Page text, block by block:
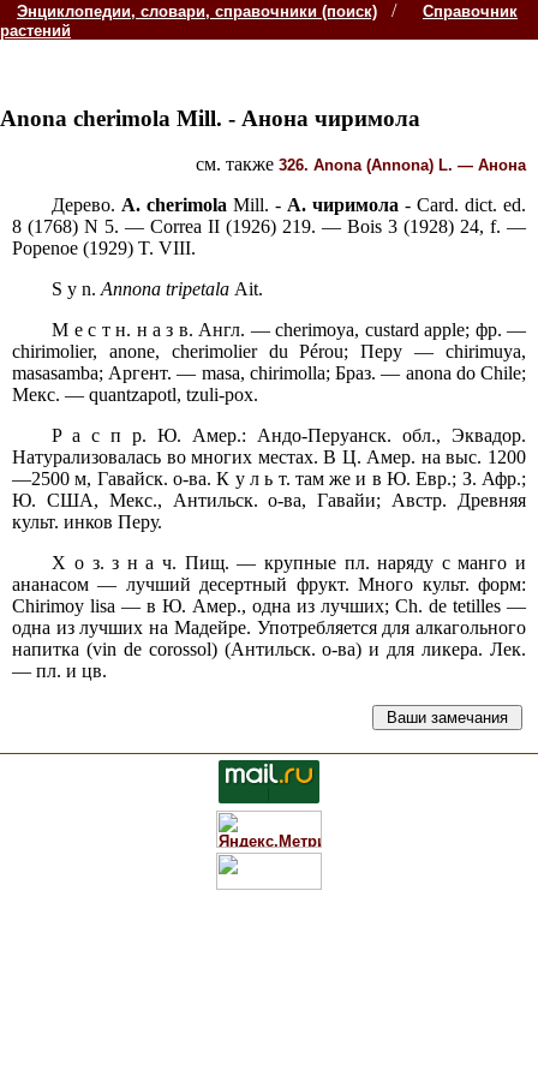
Энциклопедии, словари, справочники (поиск) /
Справочник
растений
Anona cherimola Mill. - Анона чиримола
см. также 326. Anona (Annona) L. — Анона
Дерево.A. cherimola Mill. -А. чиримола - Card. dict. ed.
8 (1768) N 5. — Correa II (1926) 219. — Bois 3 (1928) 24, f. —
Popenoe (1929) T. VIII.
S y n.Annona tripetalaAit.
М е с т н. н а з в. Англ. — cherimoya, custard apple; фр. —
chirimolier, anone, cherimolier du Pérou; Перу — chirimuya,
masasamba; Аргент. — masa, chirimolla; Браз. — anona do Chile;
Мекс. — quantzapotl, tzuli-pox.
P а с п р. Ю. Амер.: Андо-Перуанск. обл., Эквадор.
Натурализовалась во многих местах. В Ц. Амер. на выс. 1200
—2500 м, Гавайск. о-ва. К у л ь т. там же и в Ю. Евр.; З. Афр.;
Ю. США, Мекс., Антильск. о-ва, Гавайи; Австр. Древняя
культ. инков Перу.
Х о з. з н а ч. Пищ. — крупные пл. наряду с манго и
ананасом — лучший десертный фрукт. Много культ. форм:
Chirimoy lisa — в Ю. Амер., одна из лучших; Ch. de tetilles —
одна из лучших на Мадейре. Употребляется для алкагольного
напитка (vin de corossol) (Антильск. о-ва) и для ликера. Лек.
— пл. и цв.